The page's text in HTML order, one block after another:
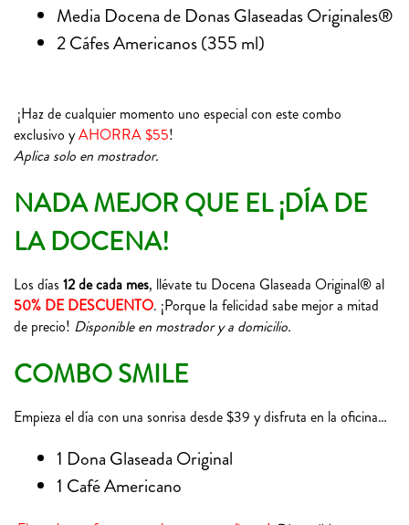
Media Docena de Donas Glaseadas Originales®
2 Cáfes Americanos (355 ml)
¡Haz de cualquier momento uno especial con este combo
exclusivo yAHORRA $55!
Aplica solo en mostrador.
NADA MEJOR QUE EL ¡DÍA DE
LA DOCENA!
Los días 12 de cada mes, llévate tu Docena Glaseada Original® al
50% DE DESCUENTO. ¡Porque la felicidad sabe mejor a mitad
de precio! Disponible en mostrador y a domicilio.
COMBO SMILE
Empieza el día con una sonrisa desde $39 y disfruta en la oficina…
1 Dona Glaseada Original
1 Café Americano